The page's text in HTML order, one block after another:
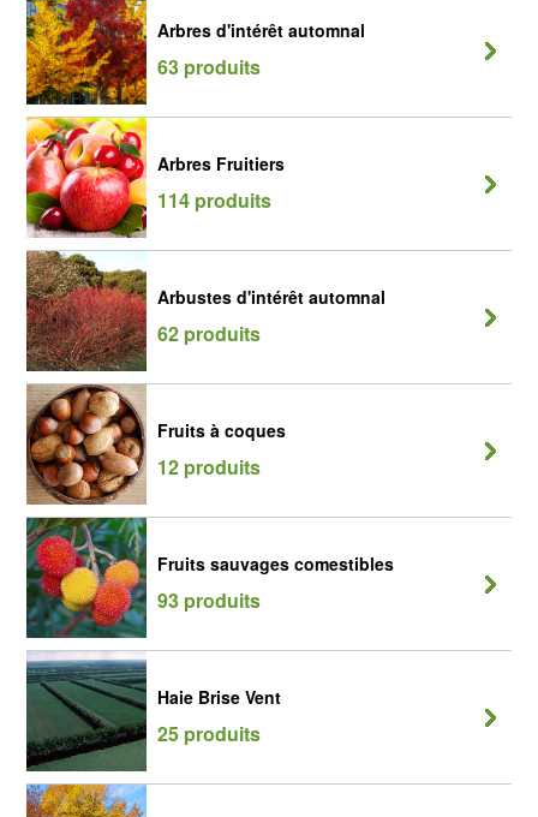
Arbres d'intérêt automnal
63 produits
Arbres Fruitiers
114 produits
Arbustes d'intérêt automnal
62 produits
Fruits à coques
12 produits
Fruits sauvages comestibles
93 produits
Haie Brise Vent
25 produits